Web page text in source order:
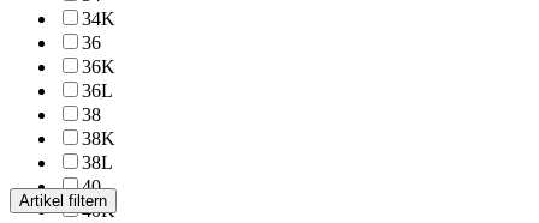
34K
36
36K
36L
38
38K
38L
40
40K
Artikel filtern